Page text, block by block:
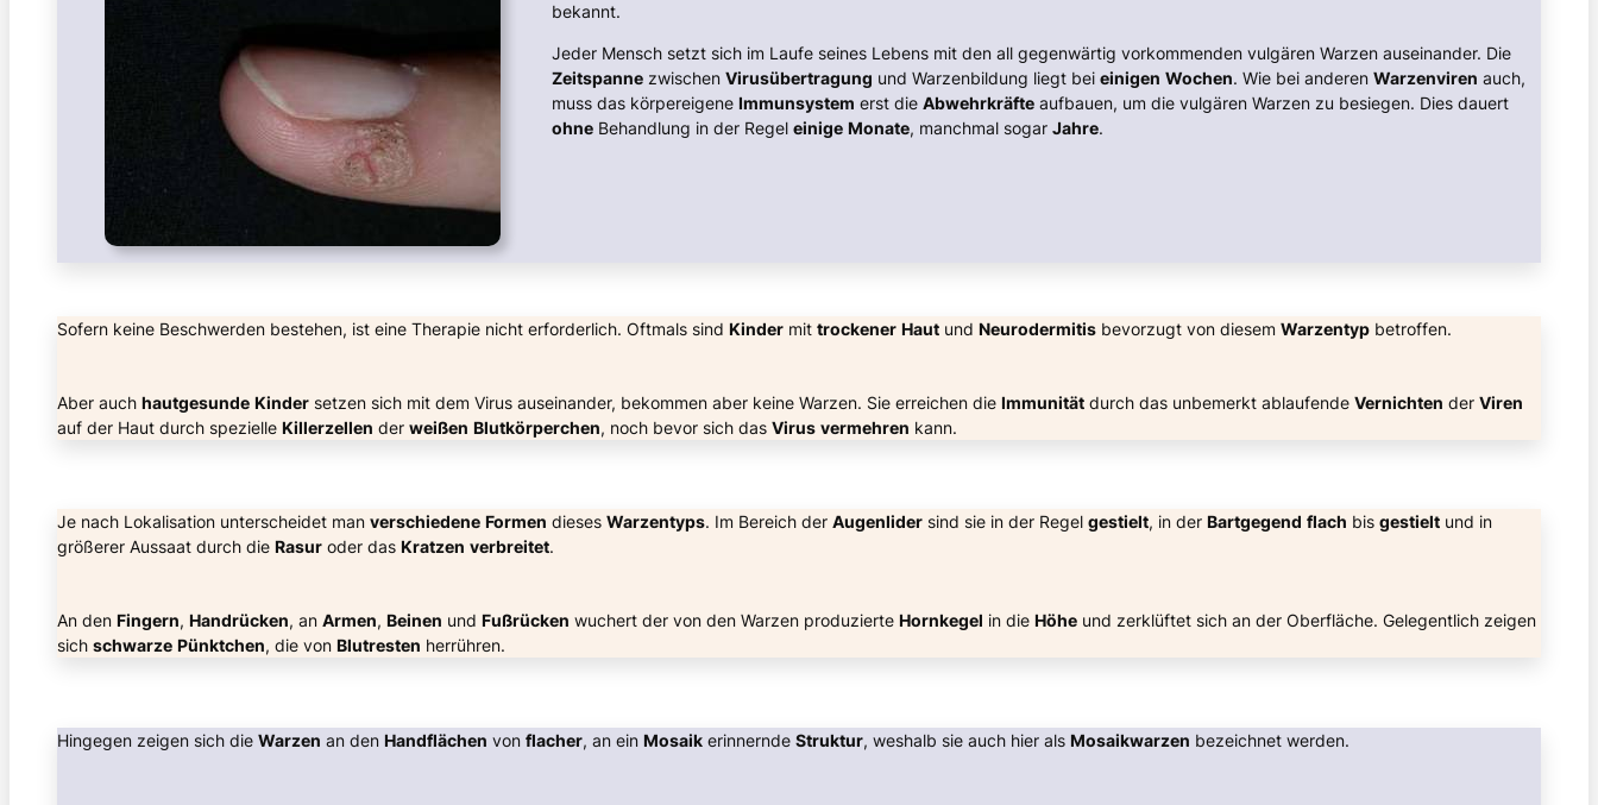
bekannt.
Jeder Mensch setzt sich im Laufe seines Lebens mit den all gegenwärtig vorkommenden vulgären Warzen auseinander. Die
Zeitspannezwischen Virusübertragung und Warzenbildung liegt bei einigen Wochen. Wie bei anderen Warzenviren auch,
muss das körpereigene Immunsystem erst die Abwehrkräfteaufbauen, um die vulgären Warzen zu besiegen. Dies dauert
ohneBehandlung in der Regel einige Monate, manchmal sogar Jahre.
Sofern keine Beschwerden bestehen, ist eine Therapie nicht erforderlich. Oftmals sind Kinder mit trockener Haut und Neurodermitis bevorzugt von diesem Warzentyp betroffen.
Aber auch hautgesunde Kinder setzen sich mit dem Virus auseinander, bekommen aber keine Warzen. Sie erreichen die Immunität durch das unbemerkt ablaufende Vernichten der Viren
auf der Haut durch spezielle Killerzellen der weißen Blutkörperchen, noch bevor sich das Virus vermehren kann.
Je nach Lokalisation unterscheidet man verschiedene Formen dieses Warzentyps. Im Bereich der Augenlider sind sie in der Regel gestielt, in der Bartgegend flach bis gestielt und in
größerer Aussaat durch die Rasur oder das Kratzen verbreitet.
An den Fingern, Handrücken, an Armen, Beinen und Fußrücken wuchert der von den Warzen produzierte Hornkegel in die Höhe und zerklüftet sich an der Oberfläche. Gelegentlich zeigen
sich schwarze Pünktchen, die von Blutresten herrühren.
Hingegen zeigen sich die Warzen an den Handflächen von flacher, an ein Mosaik erinnernde Struktur, weshalb sie auch hier als Mosaikwarzen bezeichnet werden.